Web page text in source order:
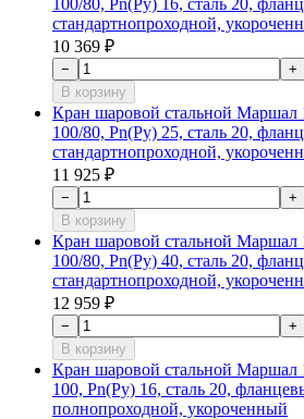
стандартнопроходной,
10 369 ₽
−
+
В корзину
Кран шаровой стальной
100/80, Рn(Ру) 25, сталь 20,
стандартнопроходной,
11 925 ₽
−
+
В корзину
Кран шаровой стальной
100/80, Рn(Ру) 40, сталь 20,
стандартнопроходной,
12 959 ₽
−
+
В корзину
Кран шаровой стальной
100, Рn(Ру) 16, сталь 20,
полнопроходной, укороченный